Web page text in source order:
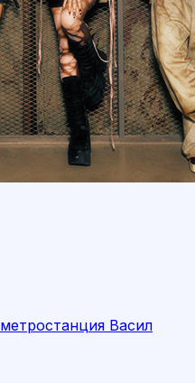
Васил